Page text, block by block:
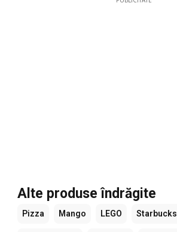
Alte produse îndrăgite
Pizza Mango LEGO Starbucks